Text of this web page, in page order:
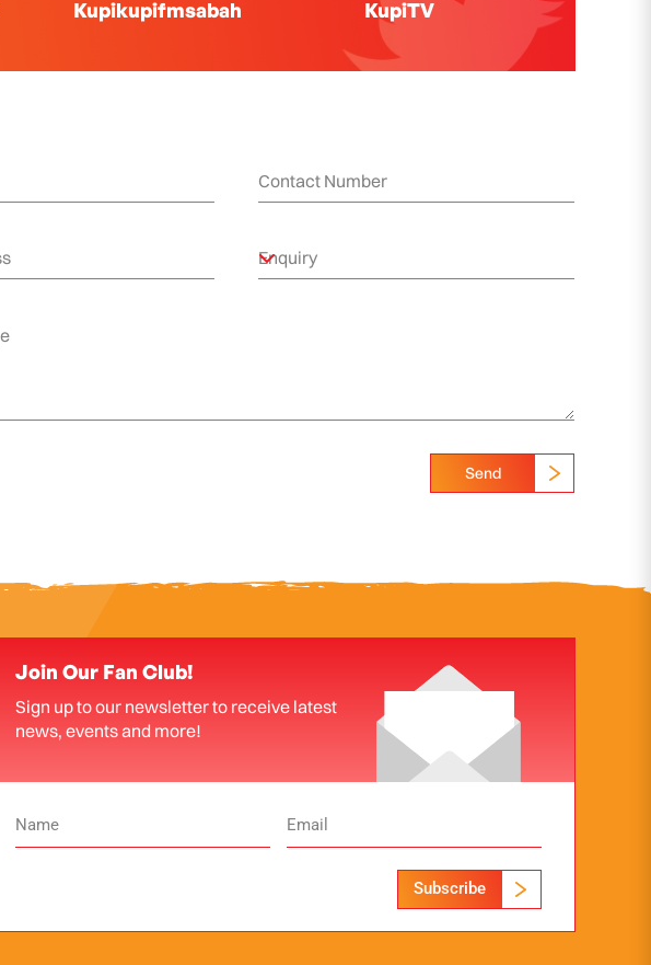
Kupikupifmsabah KupiTV
Send
Join Our Fan Club!
Sign up to our newsletter to receive latest
news, events and more!
Subscribe